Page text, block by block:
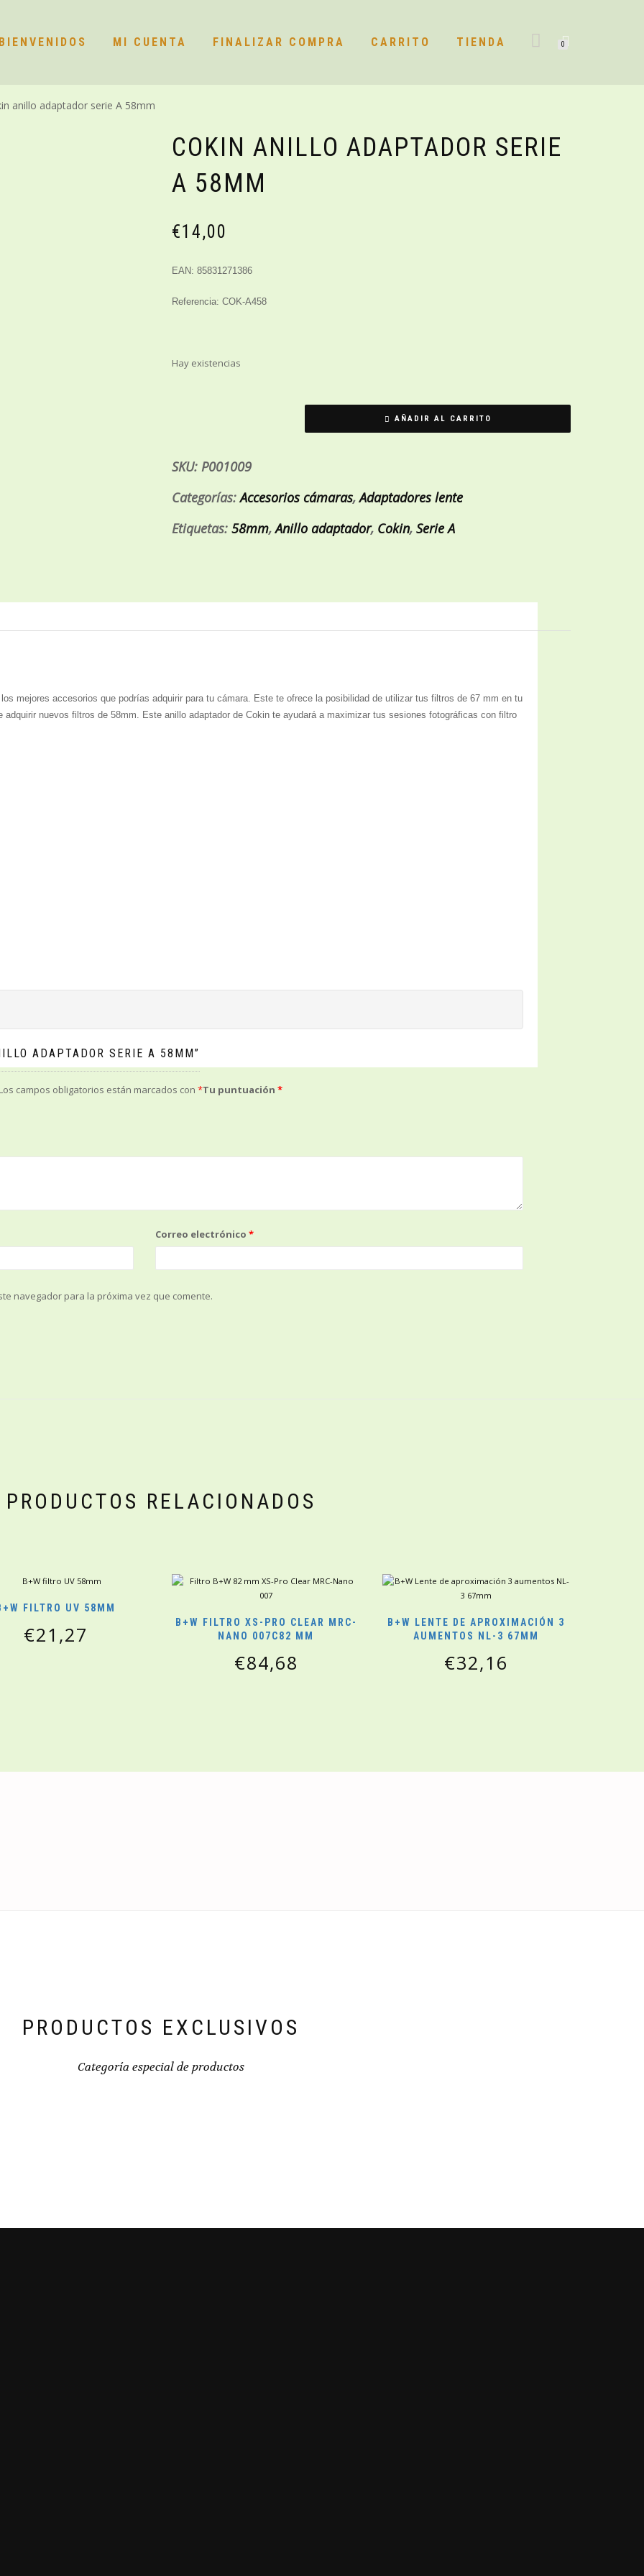
BIENVENIDOS MI CUENTA FINALIZAR COMPRA CARRITO TIENDA 0
anillo adaptador serie A 58mm
COKIN ANILLO ADAPTADOR SERIE
A 58MM
€14,00
EAN: 85831271386
Referencia: COK-A458
Hay existencias
AÑADIR AL CARRITO
SKU: P001009
Categorías:Accesorios cámaras,Adaptadores lente
Etiquetas: 58mm,Anillo adaptador, Cokin, Serie A
mejores accesorios que podrías adquirir para tu cámara. Este te ofrece la posibilidad de utilizar tus filtros de 67 mm en tu
nuevos filtros de 58mm. Este anillo adaptador de Cokin te ayudará a maximizar tus sesiones fotográficas con filtro
ADAPTADOR SERIE A 58MM”
Los campos obligatorios están marcados con *Tu puntuación *
Correo electrónico*
navegador para la próxima vez que comente.
PRODUCTOS RELACIONADOS
FILTRO UV 58MM
€21,27
B+W FILTRO XS-PRO CLEAR MRC-
NANO 007C82 MM
€84,68
B+W LENTE DE APROXIMACIÓN 3
AUMENTOS NL-3 67MM
€32,16
PRODUCTOS EXCLUSIVOS
Categoría especial de productos